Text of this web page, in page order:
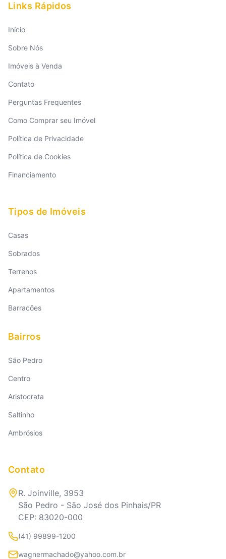
Links Rápidos
Início
Sobre Nós
Imóveis à Venda
Contato
Perguntas Frequentes
Como Comprar seu Imóvel
Política de Privacidade
Política de Cookies
Financiamento
Tipos de Imóveis
Casas
Sobrados
Terrenos
Apartamentos
Barracões
Bairros
São Pedro
Centro
Aristocrata
Saltinho
Ambrósios
Contato
R. Joinville, 3953
São Pedro - São José dos Pinhais/PR
CEP: 83020-000
(41) 99899-1200
wagnermachado@yahoo.com.br